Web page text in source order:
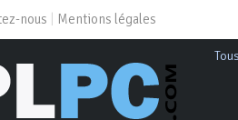
nous Mentions légales